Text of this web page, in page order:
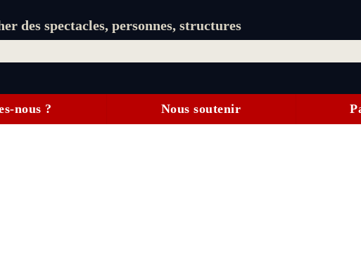
des spectacles, personnes, structures
nous ? Nous soutenir